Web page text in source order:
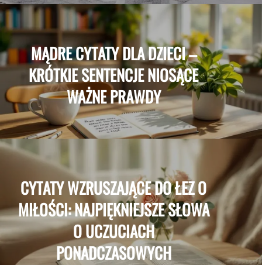
MĄDRE CYTATY DLA DZIECI –
KRÓTKIE SENTENCJE NIOSĄCE
WAŻNE PRAWDY
CYTATY WZRUSZAJĄCE DO ŁEZ O
MIŁOŚCI: NAJPIĘKNIEJSZE SŁOWA
O UCZUCIACH
PONADCZASOWYCH